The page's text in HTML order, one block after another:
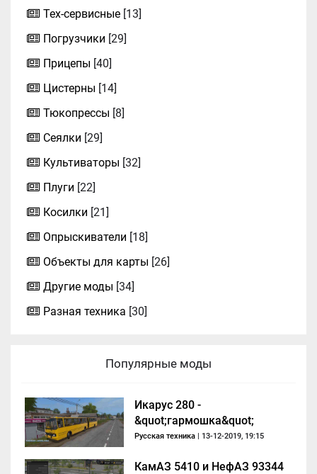
Тех-сервисные [13]
Погрузчики [29]
Прицепы [40]
Цистерны [14]
Тюкопрессы [8]
Сеялки [29]
Культиваторы [32]
Плуги [22]
Косилки [21]
Опрыскиватели [18]
Объекты для карты [26]
Другие моды [34]
Разная техника [30]
Популярные моды
Икарус 280 -
&quot;гармошка&quot;
Русская техника | 13-12-2019, 19:15
КамАЗ 5410 и НефАЗ 93344